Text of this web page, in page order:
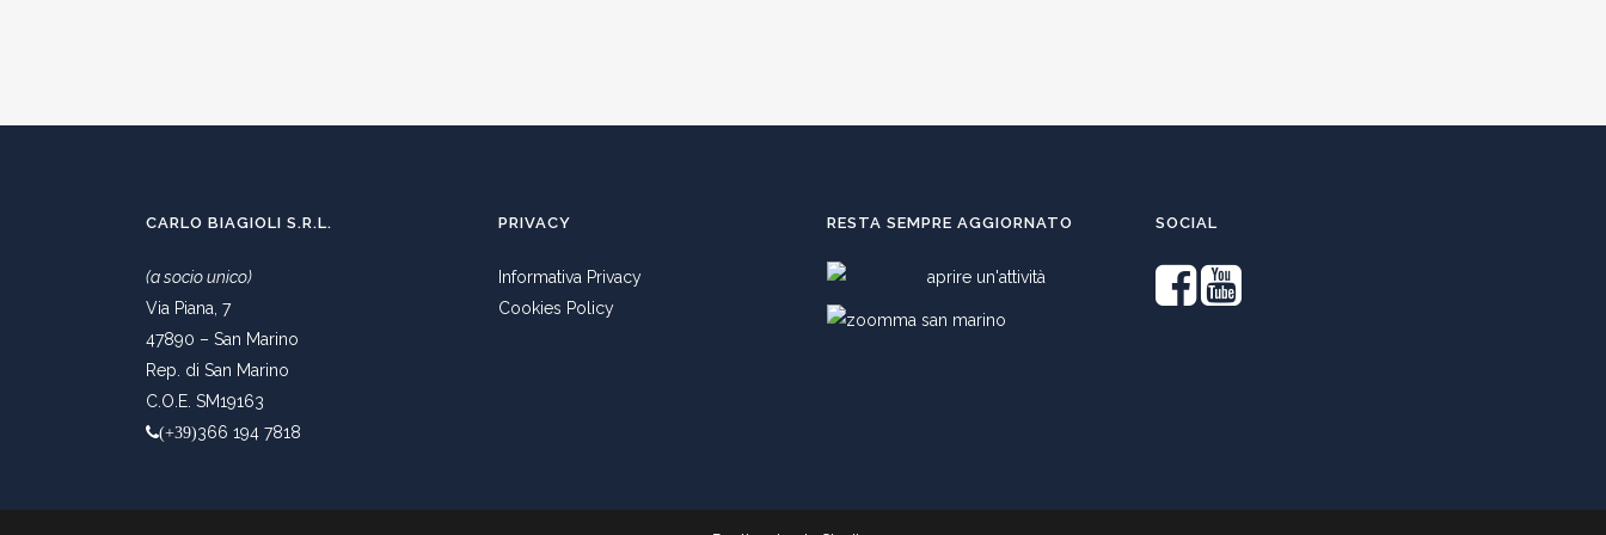
CARLO BIAGIOLI S.R.L.
(a socio unico)
Via Piana, 7
47890 – San Marino
Rep. di San Marino
C.O.E. SM19163
(+39)366 194 7818
PRIVACY
Informativa Privacy
Cookies Policy
RESTA SEMPRE AGGIORNATO SOCIAL